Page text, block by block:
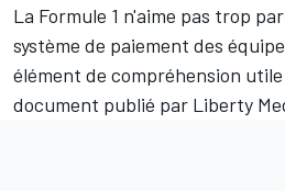
La Formule 1 n'aime pas trop
système de paiement des
élément de compréhension
document publié par Liberty